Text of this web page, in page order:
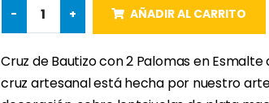
- + AÑADIR AL CARRITO
Cruz de Bautizo con 2 Palomas en Esmalte
cruz artesanal está hecha por nuestro